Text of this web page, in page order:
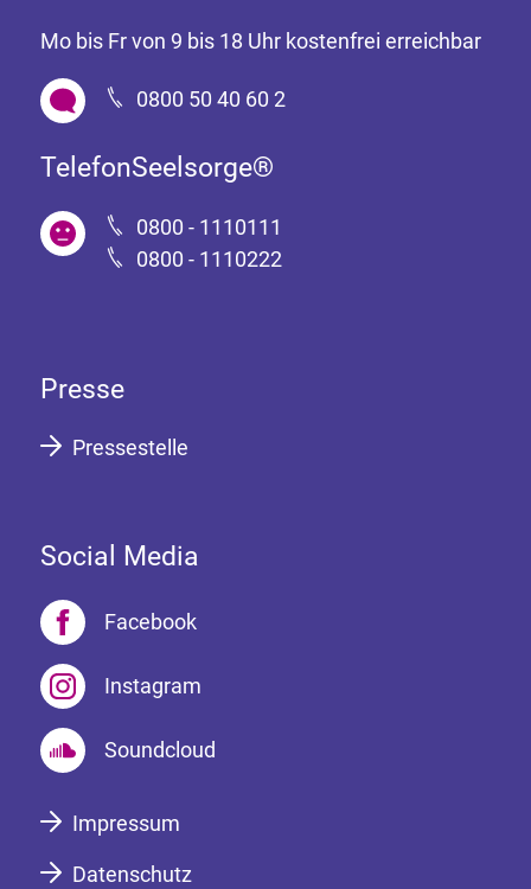
Mo bis Fr von 9 bis 18 Uhr kostenfrei erreichbar
0800 50 40 60 2
TelefonSeelsorge®
0800 - 1110111
0800 - 1110222
Presse
Pressestelle
Social Media
Facebook
Instagram
Soundcloud
Impressum
Datenschutz